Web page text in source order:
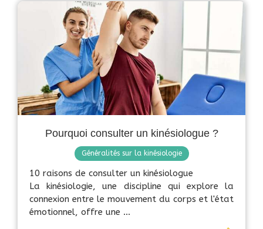
Pourquoi consulter un kinésiologue ?
Généralités sur la kinésiologie
10 raisons de consulter un kinésiologue
La kinésiologie, une discipline qui explore la
connexion entre le mouvement du corps et l'état
émotionnel, offre une ...